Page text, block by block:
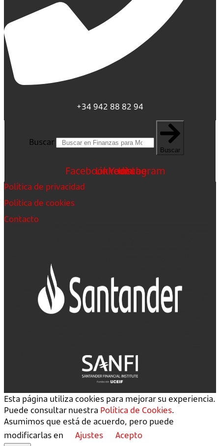
+34 942 88 82 94
Buscar
Buscar
FacebookLinkedin
Youtube
Instagram
Política de privacidad
Política de cookies
Contacto
Esta página utiliza cookies para mejorar su experiencia.
Puede consultar nuestra Política de Cookies.
Asumimos que está de acuerdo, pero puede
modificarlas en
Ajustes Acepto